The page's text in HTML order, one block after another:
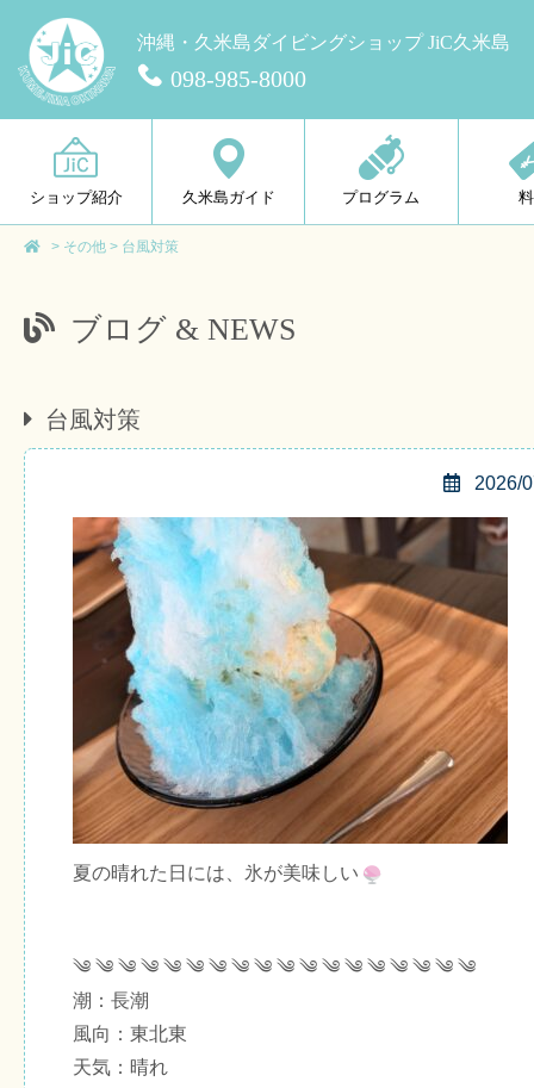
沖縄・久米島ダイビングショップ JiC久米島
098-985-8000
ショップ紹介 久米島ガイド プログラム
> その他 > 台風対策
ブログ & NEWS
台風対策
2026/
夏の晴れた日には、氷が美味しい
༄ ༄ ༄ ༄ ༄ ༄ ༄ ༄ ༄ ༄ ༄ ༄ ༄ ༄ ༄ ༄ ༄ ༄
潮：長潮
風向：東北東
天気：晴れ